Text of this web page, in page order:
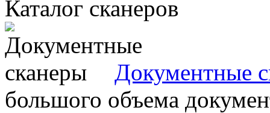
Каталог сканеров
Документные
большого объема